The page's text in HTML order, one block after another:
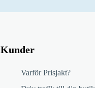
Kunder
Varför Prisjakt?